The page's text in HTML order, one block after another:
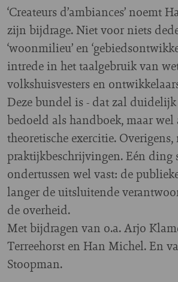
‘Createurs d’ambiances’ noemt
zijn bijdrage. Niet voor niets
‘woonmilieu’ en
intrede in het taalgebruik van
volkshuisvesters en
Deze bundel is - dat zal
bedoeld als handboek, maar
theoretische exercitie.
praktijkbeschrijvingen. Eén ding
ondertussen wel vast: de
langer de uitsluitende
de overheid.
Met bijdragen van o.a. Arjo
Terreehorst en Han Michel. En
Stoopman.